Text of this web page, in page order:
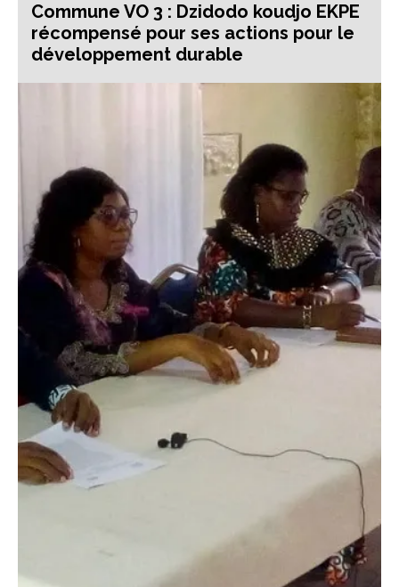
Commune VO 3 : Dzidodo koudjo EKPE
récompensé pour ses actions pour le
développement durable